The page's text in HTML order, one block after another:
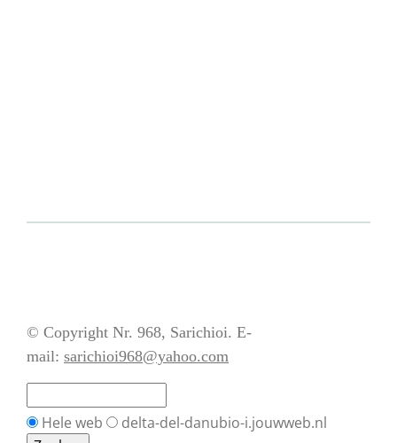
© Copyright Nr. 968, Sarichioi. E-
mail: sarichioi968@yahoo.com
Hele web delta-del-danubio-i.jouwweb.nl